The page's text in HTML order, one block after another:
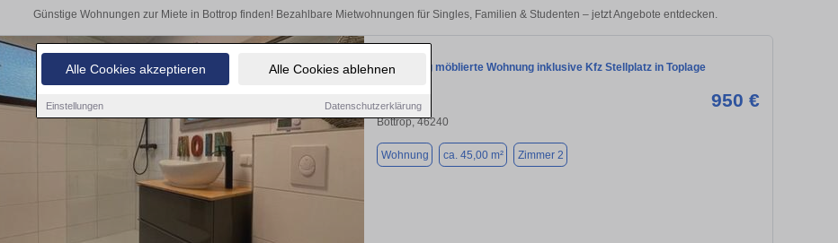
Alle Cookies akzeptieren Alle Cookies ablehnen
Einstellungen Datenschutzerklärung
Günstige Wohnungen zur Miete in Bottrop finden! Bezahlbare Mietwohnungen für Singles, Familien & Studenten – jetzt Angebote entdecken.
Vollständig möblierte Wohnung inklusive Kfz Stellplatz in Toplage
950 €
Bottrop, 46240
Wohnung ca. 45,00 m² Zimmer 2